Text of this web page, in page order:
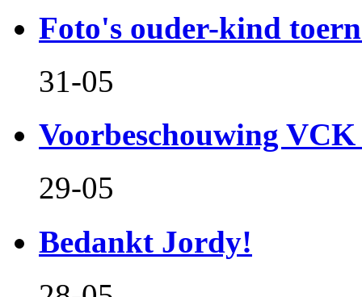
Foto's ouder-kind
31-05
Voorbeschouwing VCK
29-05
Bedankt Jordy!